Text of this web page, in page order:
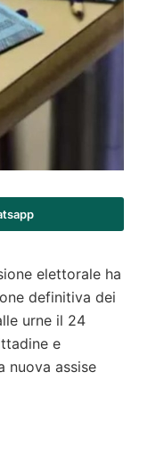
elettorale ha
definitiva dei
urne il 24
e
nuova assise